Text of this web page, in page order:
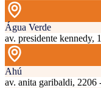
Água Verde
av. presidente kennedy,
Ahú
av. anita garibaldi, 2206